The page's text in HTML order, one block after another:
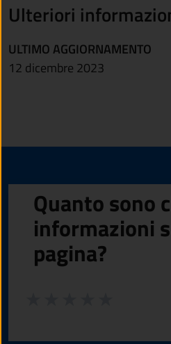
Ulteriori
ULTIMO AGGIORNAMENTO
12 dicembre 2023
Quanto sono
informazioni
pagina?